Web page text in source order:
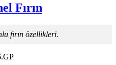
Fırın
fırın özellikleri.